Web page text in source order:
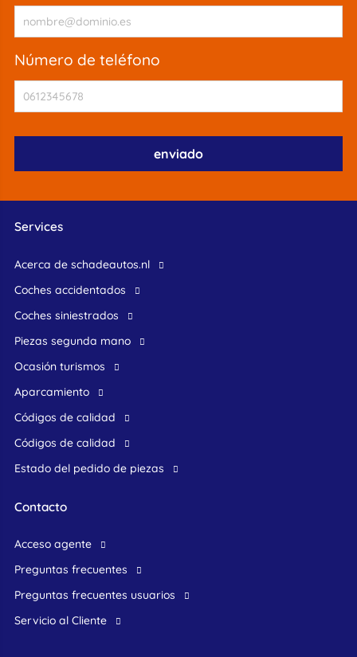
número de teléfono
Services
Acerca de schadeautos.nl
Coches accidentados
Coches siniestrados
Piezas segunda mano
ocasión turismos
Aparcamiento
Códigos de calidad
Códigos de calidad
Estado del pedido de piezas
Contacto
acceso agente
preguntas frecuentes
preguntas frecuentes usuarios
Servicio al Cliente